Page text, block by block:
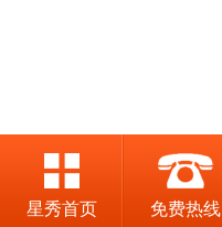
星秀首页 免费热线